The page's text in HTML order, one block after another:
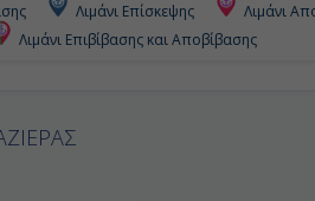
Λιμάνι Επίσκεψης
Λιμάνι
Λιμάνι Επιβίβασης και Αποβίβασης